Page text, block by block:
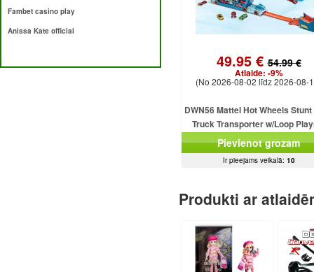
Fambet casino play
Anissa Kate official
49.95 €54.99 €
Atlaide: -9%
(No 2026-08-02 līdz 2026-08-
DWN56 Mattel Hot Wheels Stunt
Truck Transporter w/Loop
Complete
Pievienot grozam
Ir pieejams veikalā: 10
Produkti ar